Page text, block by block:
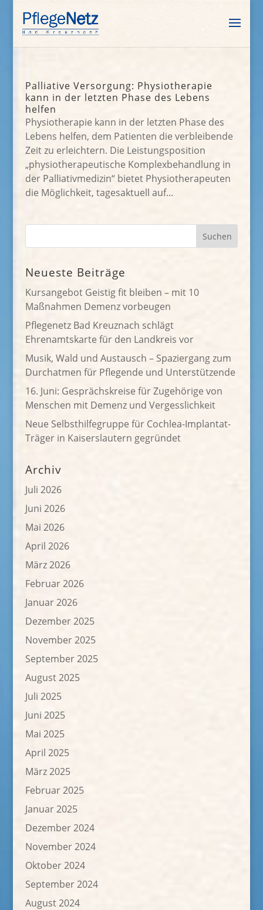
Palliative Versorgung: Physiotherapie
kann in der letzten Phase des Lebens
helfen
Physiotherapie kann in der letzten Phase des
Lebens helfen, dem Patienten die verbleibende
Zeit zu erleichtern. Die Leistungsposition
„physiotherapeutische Komplexbehandlung in
der Palliativmedizin“ bietet Physiotherapeuten
die Möglichkeit, tagesaktuell auf...
Neueste Beiträge
Kursangebot Geistig fit bleiben – mit 10
Maßnahmen Demenz vorbeugen
Pflegenetz Bad Kreuznach schlägt
Ehrenamtskarte für den Landkreis vor
Musik, Wald und Austausch – Spaziergang zum
Durchatmen für Pflegende und Unterstützende
16. Juni: Gesprächskreise für Zugehörige von
Menschen mit Demenz und Vergesslichkeit
Neue Selbsthilfegruppe für Cochlea-Implantat-
Träger in Kaiserslautern gegründet
Archiv
Juli 2026
Juni 2026
Mai 2026
April 2026
März 2026
Februar 2026
Januar 2026
Dezember 2025
November 2025
September 2025
August 2025
Juli 2025
Juni 2025
Mai 2025
April 2025
März 2025
Februar 2025
Januar 2025
Dezember 2024
November 2024
Oktober 2024
September 2024
August 2024